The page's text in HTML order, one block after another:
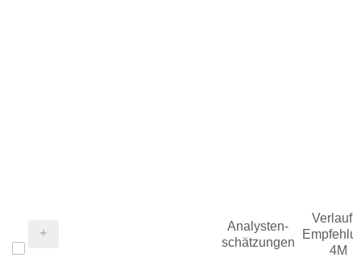
Analysten-
schätzungen
Verlauf
4M